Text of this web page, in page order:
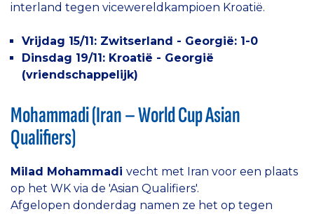
interland tegen vicewereldkampioen Kroatië.
Vrijdag 15/11: Zwitserland - Georgië: 1-0
Dinsdag 19/11: Kroatië - Georgië
(vriendschappelijk)
Mohammadi (Iran – World Cup Asian
Qualifiers)
Milad Mohammadi vecht met Iran voor een plaats
op het WK via de 'Asian Qualifiers'.
Afgelopen donderdag namen ze het op tegen